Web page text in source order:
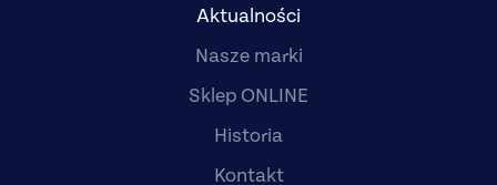
Aktualności
Nasze marki
Sklep ONLINE
Historia
Kontakt